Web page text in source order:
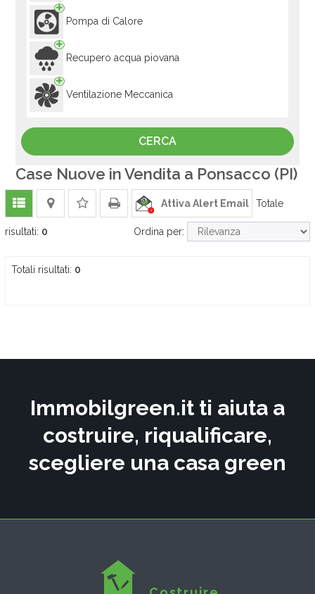
Pompa di Calore
Recupero acqua piovana
Ventilazione Meccanica
Case Nuove in Vendita a Ponsacco (PI)
Attiva Alert Email Totale
risultati: 0 Ordina per:
Totali risultati: 0
Immobilgreen.it ti aiuta a
costruire, riqualificare,
scegliere una casa green